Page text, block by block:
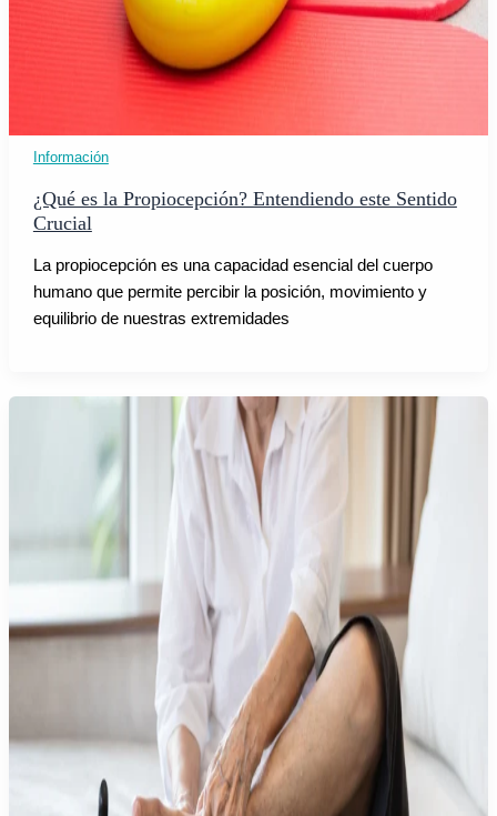
Información
¿Qué es la Propiocepción? Entendiendo este Sentido
Crucial
La propiocepción es una capacidad esencial del cuerpo
humano que permite percibir la posición, movimiento y
equilibrio de nuestras extremidades